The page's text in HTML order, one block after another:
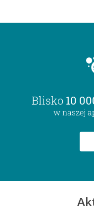
Blisko 10
w naszej